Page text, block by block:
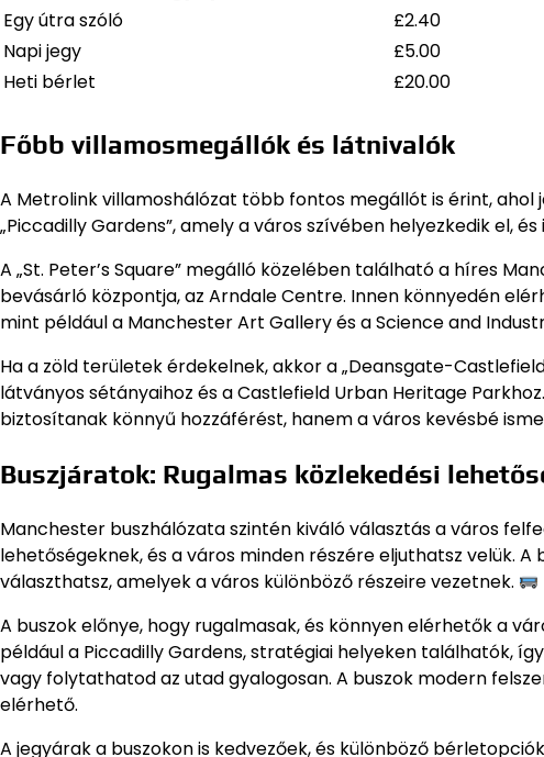
Egy útra szóló
£2.40
Napi jegy
£5.00
Heti bérlet
£20.00
Főbb villamosmegállók és látnivalók
A Metrolink villamoshálózat több fontos megállót is érint,
„Piccadilly Gardens”, amely a város szívében helyezkedik el,
A „St. Peter’s Square” megálló közelében található a híres
bevásárló központja, az Arndale Centre. Innen könnyedén
mint például a Manchester Art Gallery és a Science and
Ha a zöld területek érdekelnek, akkor a „Deansgate-
látványos sétányaihoz és a Castlefield Urban Heritage
biztosítanak könnyű hozzáférést, hanem a város kevésbé
Buszjáratok: Rugalmas közlekedési
Manchester buszhálózata szintén kiváló választás a város
lehetőségeknek, és a város minden részére eljuthatsz velük.
választhatsz, amelyek a város különböző részeire vezetnek.
A buszok előnye, hogy rugalmasak, és könnyen elérhetők a
például a Piccadilly Gardens, stratégiai helyeken találhatók,
vagy folytathatod az utad gyalogosan. A buszok modern
elérhető.
A jegyárak a buszokon is kedvezőek, és különböző